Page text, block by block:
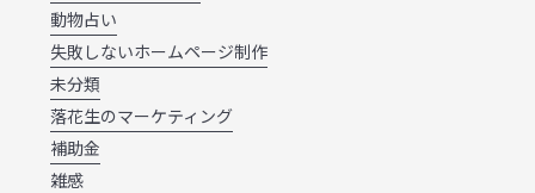
動物占い
失敗しないホームページ制作
未分類
落花生のマーケティング
補助金
雑感